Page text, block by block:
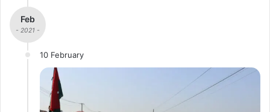
Feb
- 2021 -
10 February